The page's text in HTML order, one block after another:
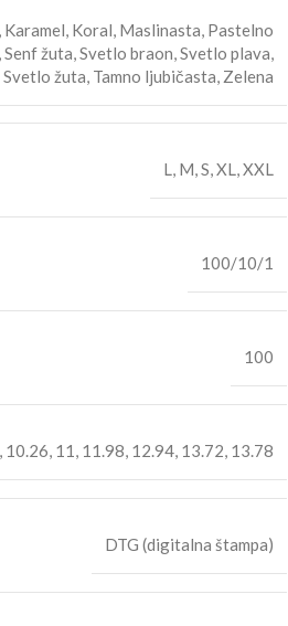
, Karamel, Koral, Maslinasta, Pastelno
,Senf žuta,Svetlo braon,Svetlo plava,
Svetlo žuta, Tamno ljubičasta, Zelena
L, M,S,XL,XXL
100/10/1
100
, 10.26, 11 , 11.98, 12.94, 13.72, 13.78
DTG (digitalna štampa)